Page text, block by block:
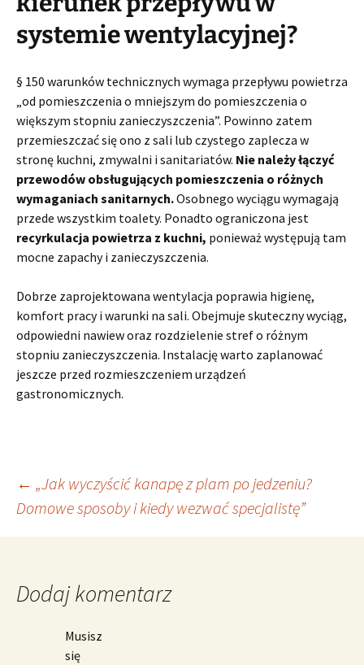
systemie wentylacyjnej?
§ 150 warunków technicznych wymaga przepływu powietrza
„od pomieszczenia o mniejszym do pomieszczenia o
większym stopniu zanieczyszczenia”. Powinno zatem
przemieszczać się ono z sali lub czystego zaplecza w
stronę kuchni, zmywalni i sanitariatów. Nie należy łączyć
przewodów obsługujących pomieszczenia o różnych
wymaganiach sanitarnych.Osobnego wyciągu wymagają
przede wszystkim toalety. Ponadto ograniczona jest
recyrkulacja powietrza z kuchni, ponieważ występują tam
mocne zapachy i zanieczyszczenia.
Dobrze zaprojektowana wentylacja poprawia higienę,
komfort pracy i warunki na sali. Obejmuje skuteczny wyciąg,
odpowiedni nawiew oraz rozdzielenie stref o różnym
stopniu zanieczyszczenia. Instalację warto zaplanować
jeszcze przed rozmieszczeniem urządzeń
gastronomicznych.
Nawigacja
wpisu
← „Jak wyczyścić kanapę z plam po jedzeniu?
Domowe sposoby i kiedy wezwać specjalistę”
Dodaj komentarz
Musisz
się